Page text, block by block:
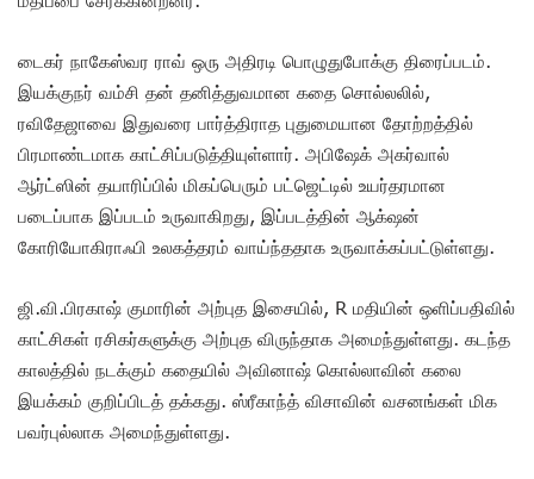
டைகர் நாகேஸ்வர ராவ் ஒரு அதிரடி பொழுதுபோக்கு திரைப்படம்.
இயக்குநர் வம்சி தன் தனித்துவமான கதை சொல்லலில்,
ரவிதேஜாவை இதுவரை பார்த்திராத புதுமையான தோற்றத்தில்
பிரமாண்டமாக காட்சிப்படுத்தியுள்ளார். அபிஷேக் அகர்வால்
ஆர்ட்ஸின் தயாரிப்பில் மிகப்பெரும் பட்ஜெட்டில் உயர்தரமான
படைப்பாக இப்படம் உருவாகிறது, இப்படத்தின் ஆக்‌ஷன்
கோரியோகிராஃபி உலகத்தரம் வாய்ந்ததாக உருவாக்கப்பட்டுள்ளது.
ஜி.வி.பிரகாஷ் குமாரின் அற்புத இசையில், R மதியின் ஒளிப்பதிவில்
காட்சிகள் ரசிகர்களுக்கு அற்புத விருந்தாக அமைந்துள்ளது. கடந்த
காலத்தில் நடக்கும் கதையில் அவினாஷ் கொல்லாவின் கலை
இயக்கம் குறிப்பிடத் தக்கது. ஸ்ரீகாந்த் விசாவின் வசனங்கள் மிக
பவர்புல்லாக அமைந்துள்ளது.